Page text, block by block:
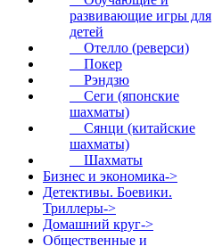
развивающие игры для
детей
Отелло (реверси)
Покер
Рэндзю
Сеги (японские
шахматы)
Сянци (китайские
шахматы)
Шахматы
Бизнес и экономика->
Детективы. Боевики.
Триллеры->
Домашний круг->
Общественные и